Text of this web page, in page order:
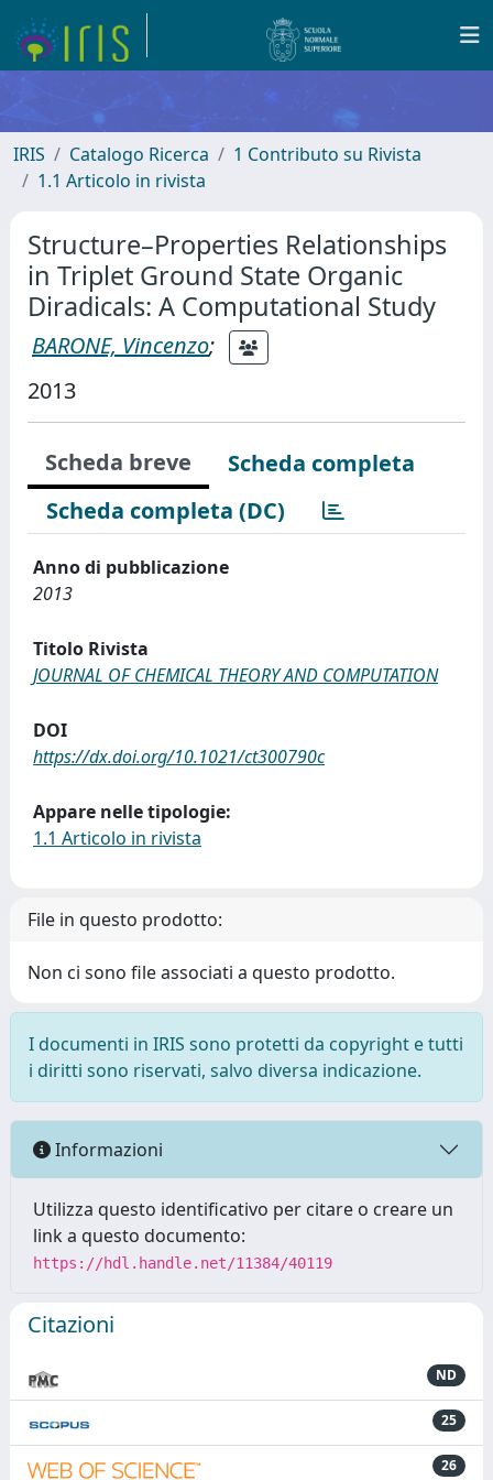
IRIS Catalogo Ricerca
1 Contributo su Rivista
1.1 Articolo in rivista
Structure–Properties Relationships
in Triplet Ground State Organic
Diradicals: A Computational Study
BARONE, Vincenzo;
2013
Scheda breve
Scheda completa
Scheda completa (DC)
Anno di pubblicazione
2013
Titolo Rivista
JOURNAL OF CHEMICAL THEORY AND COMPUTATION
DOI
https://dx.doi.org/10.1021/ct300790c
Appare nelle tipologie:
1.1 Articolo in rivista
File in questo prodotto:
Non ci sono file associati a questo prodotto.
I documenti in IRIS sono protetti da copyright e tutti
i diritti sono riservati, salvo diversa indicazione.
Informazioni
Utilizza questo identificativo per citare o creare un
link a questo documento:
https://hdl.handle.net/11384/40119
Citazioni
ND
25
26